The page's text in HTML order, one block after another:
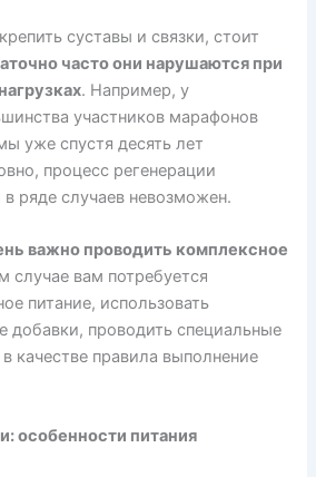
суставы и связки, стоит
часто они нарушаются при
. Например, у
участников марафонов
уже спустя десять лет
процесс регенерации
ряде случаев невозможен.
важно проводить комплексное
случае вам потребуется
питание, использовать
добавки, проводить специальные
качестве правила выполнение
особенности питания